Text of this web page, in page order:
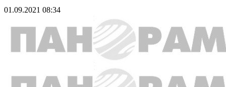
01.09.2021 08:34